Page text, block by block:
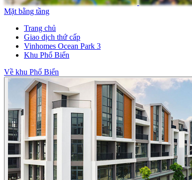
Mặt bằng tầng
Trang chủ
Giao dịch thứ cấp
Vinhomes Ocean Park 3
Khu Phố Biển
Về khu Phố Biển